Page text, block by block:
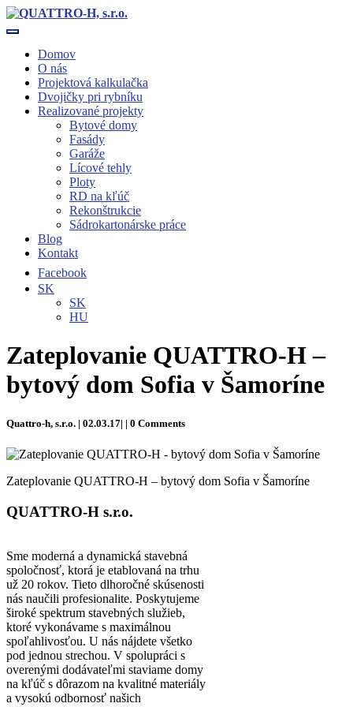
Toggle navigation
Domov
O nás
Projektová kalkulačka
Dvojičky pri rybníku
Realizované projekty
Bytové domy
Fasády
Garáže
Lícové tehly
Ploty
RD na kľúč
Rekonštrukcie
Sádrokartonárske práce
Blog
Kontakt
Facebook
SK
SK
HU
Zateplovanie QUATTRO-H –
bytový dom Sofia v Šamoríne
Quattro-h, s.r.o. | 02.03.17| | 0 Comments
Zateplovanie QUATTRO-H – bytový dom Sofia v Šamoríne
QUATTRO-H s.r.o.
Sme moderná a dynamická stavebná
spoločnosť, ktorá je etablovaná na trhu
už 20 rokov. Tieto dlhoročné skúsenosti
nás naučili profesionalite. Poskytujeme
široké spektrum stavebných služieb,
ktoré vykonávame s maximálnou
spoľahlivosťou. U nás nájdete všetko
pod jednou strechou. V spolupráci s
overenými dodávateľmi staviame domy
na kľúč s dôrazom na kvalitné materiály
a vysokú odbornosť našich